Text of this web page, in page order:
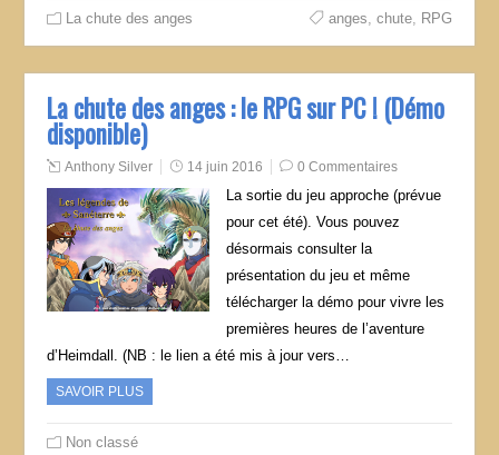
La chute des anges anges chute, RPG
La chute des anges : le RPG sur PC ! (Démo
disponible)
Anthony Silver 14 juin 2016 0 Commentaires
La sortie du jeu approche (prévue
pour cet été). Vous pouvez
désormais consulter la
présentation du jeu et même
télécharger la démo pour vivre les
premières heures de l’aventure
d’Heimdall. (NB : le lien a été mis à jour vers…
SAVOIR PLUS
Non classé